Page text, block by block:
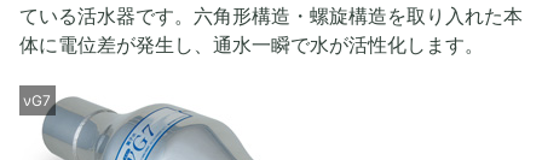
ている活水器です。六角形構造・螺旋構造を取り入れた本
体に電位差が発生し、通水一瞬で水が活性化します。
νG7